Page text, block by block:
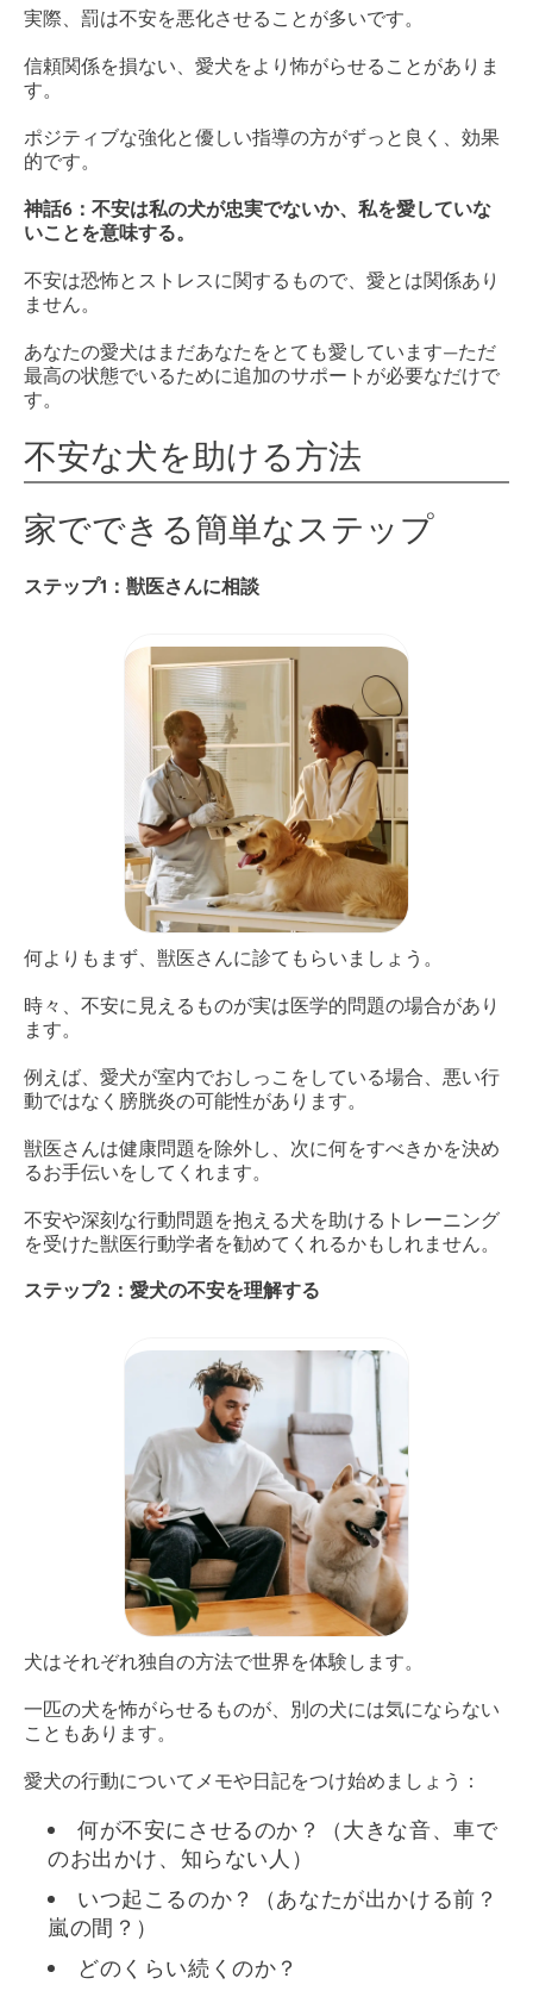
実際、罰は不安を悪化させることが多いです。
信頼関係を損ない、愛犬をより怖がらせることがありま
す。
ポジティブな強化と優しい指導の方がずっと良く、効果
的です。
神話6：不安は私の犬が忠実でないか、私を愛していな
いことを意味する。
不安は恐怖とストレスに関するもので、愛とは関係あり
ません。
あなたの愛犬はまだあなたをとても愛しています—ただ
最高の状態でいるために追加のサポートが必要なだけで
す。
不安な犬を助ける方法
家でできる簡単なステップ
ステップ1：獣医さんに相談
何よりもまず、獣医さんに診てもらいましょう。
時々、不安に見えるものが実は医学的問題の場合があり
ます。
例えば、愛犬が室内でおしっこをしている場合、悪い行
動ではなく膀胱炎の可能性があります。
獣医さんは健康問題を除外し、次に何をすべきかを決め
るお手伝いをしてくれます。
不安や深刻な行動問題を抱える犬を助けるトレーニング
を受けた獣医行動学者を勧めてくれるかもしれません。
ステップ2：愛犬の不安を理解する
犬はそれぞれ独自の方法で世界を体験します。
一匹の犬を怖がらせるものが、別の犬には気にならない
こともあります。
愛犬の行動についてメモや日記をつけ始めましょう：
何が不安にさせるのか？（大きな音、車で
のお出かけ、知らない人）
いつ起こるのか？（あなたが出かける前？
嵐の間？）
どのくらい続くのか？